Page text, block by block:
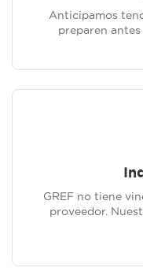
Anticipamos
preparen
GREF no tiene
proveedor.